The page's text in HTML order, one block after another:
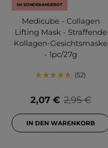
IM SONDERANGEBOT
Medicube - Collagen
Lifting Mask - Straffende
Kollagen-Gesichtsmaske
- 1pc/27g
52
2,95 €
2,07 €
IN DEN WARENKORB